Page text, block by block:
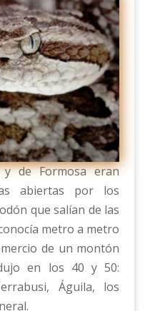
y de Formosa eran
abiertas por los
que salían de las
metro a metro
de un montón
en los 40 y 50:
Águila, los